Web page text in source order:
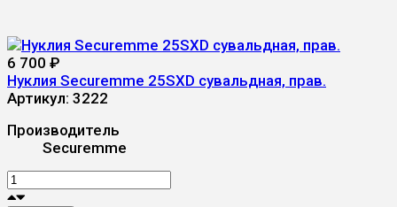
6 700 ₽
Нуклия Securemme 25SXD сувальдная, прав.
Артикул: 3222
Производитель
Securemme